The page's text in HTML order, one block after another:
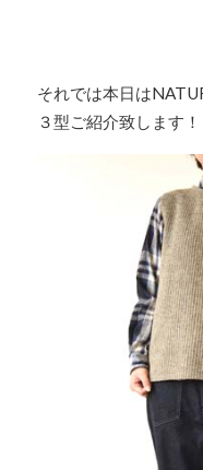
それでは本日は
３型ご紹介致します！